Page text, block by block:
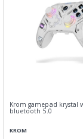
Krom gamepad krystal
bluetooth 5.0
KROM